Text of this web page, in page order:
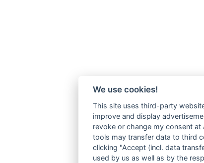
We use cookies!
This site uses third-party
improve and display
revoke or change my consent
tools may transfer data to third
clicking "Accept (incl. data
used by us as well as by the